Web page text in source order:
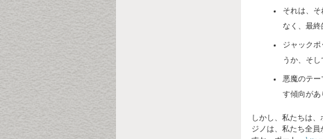
それは、
なく、最終
ジャック
うか、そし
悪魔のテ
す傾向があ
しかし、私たちは
ジノは、私たち全